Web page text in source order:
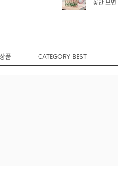
꽃만 보면
품 CATEGORY BEST